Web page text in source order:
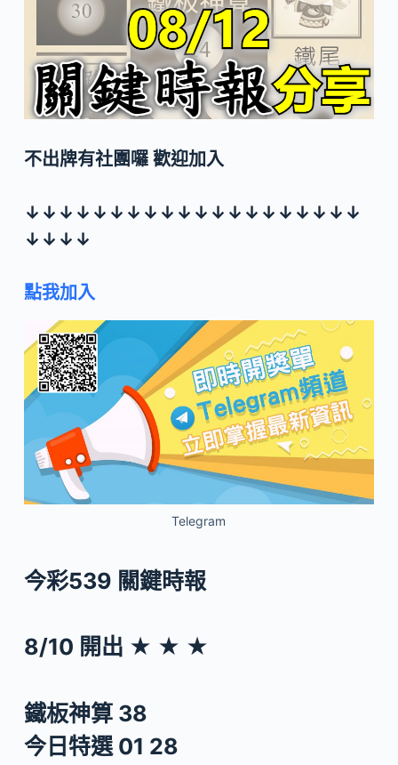
不出牌有社團囉 歡迎加入
↓↓↓↓↓↓↓↓↓↓↓↓↓↓↓↓↓↓↓↓
↓↓↓↓
點我加入
Telegram
今彩539 關鍵時報
8/10 開出 ★ ★ ★
鐵板神算 38
今日特選 01 28